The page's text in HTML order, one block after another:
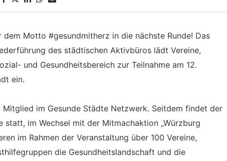
Motto #gesundmitherz in die nächste Runde! Das
des städtischen Aktivbüros lädt Vereine,
und Gesundheitsbereich zur Teilnahme am 12.
ein.
Mitglied im Gesunde Städte Netzwerk. Seitdem findet der
im Wechsel mit der Mitmachaktion „Würzburg
im Rahmen der Veranstaltung über 100 Vereine,
die Gesundheitslandschaft und die